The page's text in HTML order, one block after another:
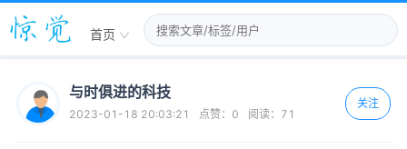
首页
与时俱进的科技
2023-01-18 20:03:21 点赞： 0 阅读： 71
关注